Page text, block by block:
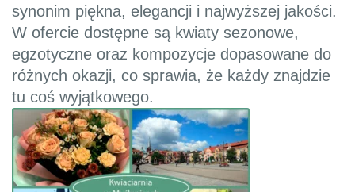
synonim piękna, elegancji i najwyższej jakości.
W ofercie dostępne są kwiaty sezonowe,
egzotyczne oraz kompozycje dopasowane do
różnych okazji, co sprawia, że każdy znajdzie
tu coś wyjątkowego.